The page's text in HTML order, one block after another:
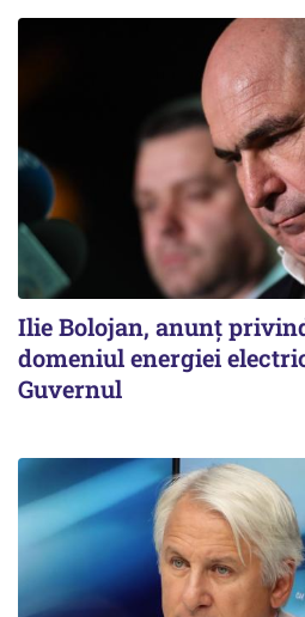
Ilie Bolojan, anunț
domeniul energiei
Guvernul